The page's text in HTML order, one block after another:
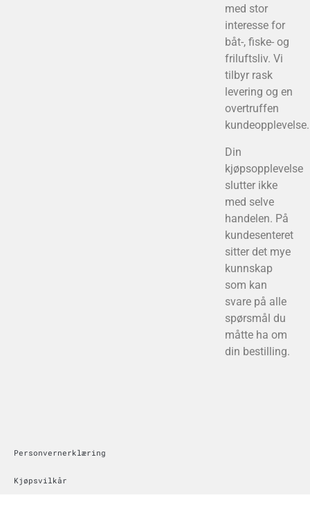
med stor
interesse for
båt-, fiske- og
friluftsliv. Vi
tilbyr rask
levering og en
overtruffen
kundeopplevelse.
Din
kjøpsopplevelse
slutter ikke
med selve
handelen. På
kundesenteret
sitter det mye
kunnskap
som kan
svare på alle
spørsmål du
måtte ha om
din bestilling.
Personvernerklæring
Kjøpsvilkår